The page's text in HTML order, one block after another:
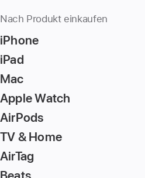
Nach Produkt einkaufen
iPhone
iPad
Mac
Apple Watch
AirPods
TV & Home
AirTag